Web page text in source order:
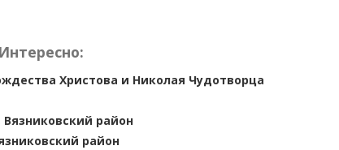
Христова и Николая Чудотворца
район
район